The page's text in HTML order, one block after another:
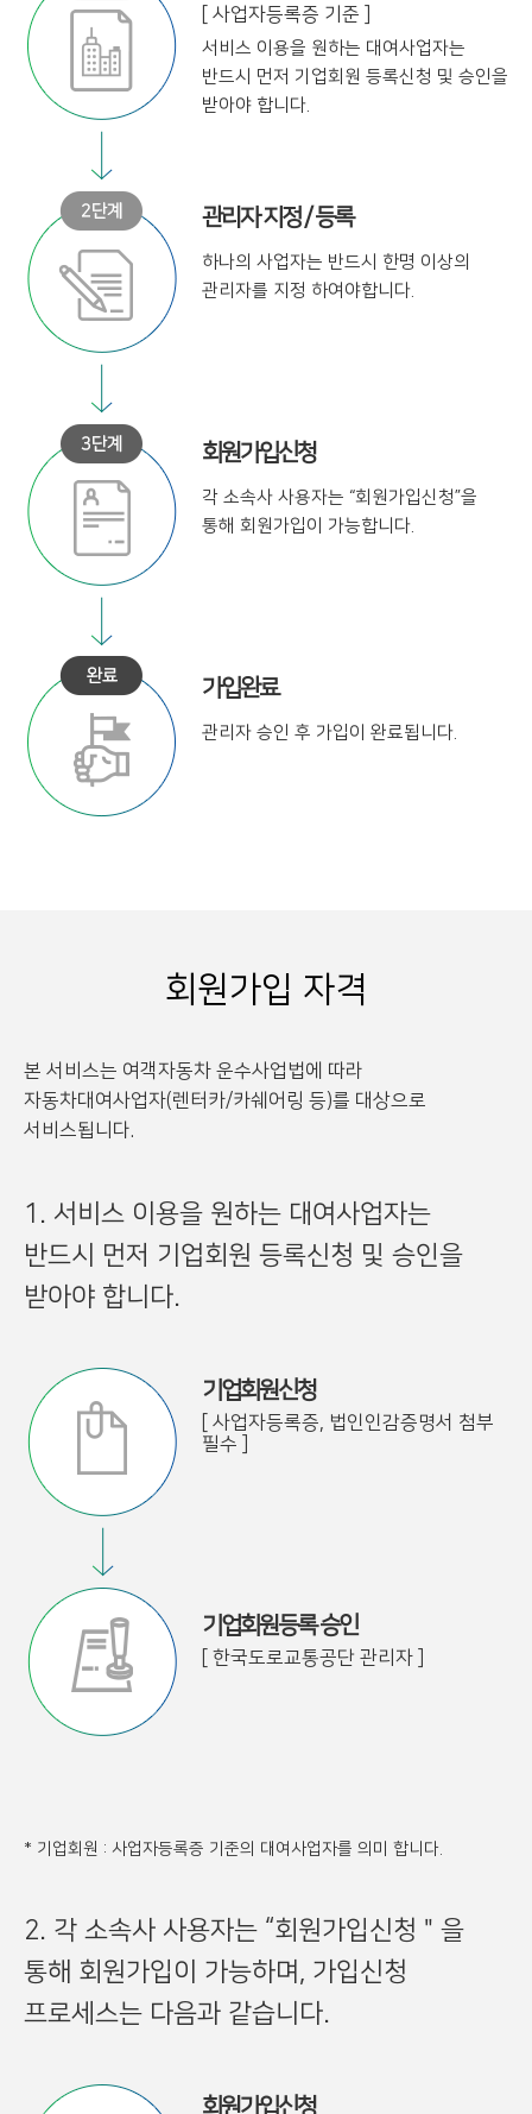
[ 사업자등록증 기준 ]
서비스 이용을 원하는 대여사업자는
반드시 먼저 기업회원 등록신청 및 승인을
받아야 합니다.
관리자 지정 / 등록
하나의 사업자는 반드시 한명 이상의
관리자를 지정 하여야합니다.
회원가입신청
각 소속사 사용자는 “회원가입신청”을
통해 회원가입이 가능합니다.
가입완료
관리자 승인 후 가입이 완료됩니다.
회원가입 자격
본 서비스는 여객자동차 운수사업법에 따라
자동차대여사업자(렌터카/카쉐어링 등)를 대상으로
서비스됩니다.
1. 서비스 이용을 원하는 대여사업자는
반드시 먼저 기업회원 등록신청 및 승인을
받아야 합니다.
기업회원신청
[ 사업자등록증, 법인인감증명서 첨부
필수 ]
기업회원등록 승인
[ 한국도로교통공단 관리자 ]
* 기업회원 : 사업자등록증 기준의 대여사업자를 의미 합니다.
2. 각 소속사 사용자는 “회원가입신청＂을
통해 회원가입이 가능하며, 가입신청
프로세스는 다음과 같습니다.
회원가입신청